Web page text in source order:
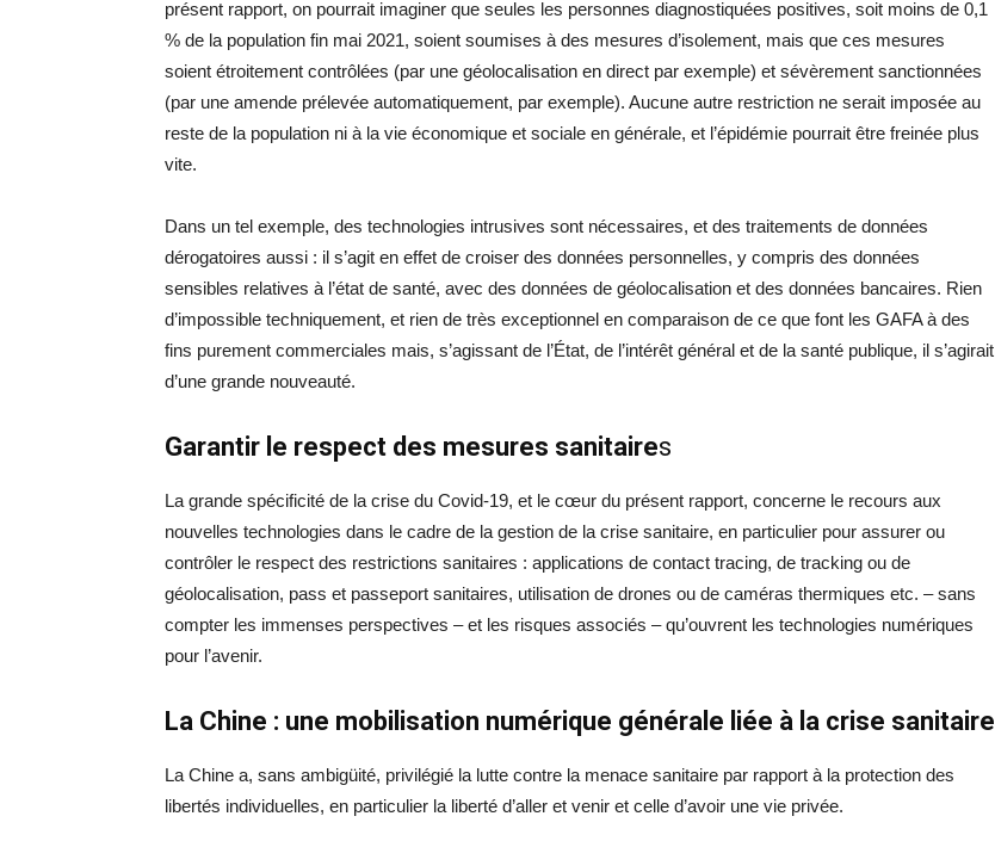
présent rapport, on pourrait imaginer que seules les personnes diagnostiquées positives, soit moins de 0,1
% de la population fin mai 2021, soient soumises à des mesures d’isolement, mais que ces mesures
soient étroitement contrôlées (par une géolocalisation en direct par exemple) et sévèrement sanctionnées
(par une amende prélevée automatiquement, par exemple). Aucune autre restriction ne serait imposée au
reste de la population ni à la vie économique et sociale en générale, et l’épidémie pourrait être freinée plus
vite.
Dans un tel exemple, des technologies intrusives sont nécessaires, et des traitements de données
dérogatoires aussi : il s’agit en effet de croiser des données personnelles, y compris des données
sensibles relatives à l’état de santé, avec des données de géolocalisation et des données bancaires. Rien
d’impossible techniquement, et rien de très exceptionnel en comparaison de ce que font les GAFA à des
fins purement commerciales mais, s’agissant de l’État, de l’intérêt général et de la santé publique, il s’agirait
d’une grande nouveauté.
Garantir le respect des mesures sanitaires
La grande spécificité de la crise du Covid-19, et le cœur du présent rapport, concerne le recours aux
nouvelles technologies dans le cadre de la gestion de la crise sanitaire, en particulier pour assurer ou
contrôler le respect des restrictions sanitaires : applications de contact tracing, de tracking ou de
géolocalisation, pass et passeport sanitaires, utilisation de drones ou de caméras thermiques etc. – sans
compter les immenses perspectives – et les risques associés – qu’ouvrent les technologies numériques
pour l’avenir.
La Chine : une mobilisation numérique générale liée à la crise sanitaire
La Chine a, sans ambigüité, privilégié la lutte contre la menace sanitaire par rapport à la protection des
libertés individuelles, en particulier la liberté d’aller et venir et celle d’avoir une vie privée.